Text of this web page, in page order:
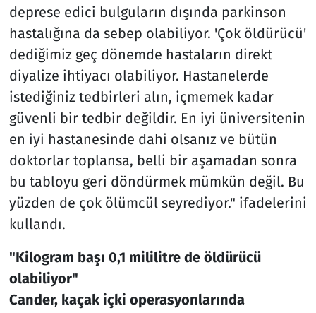
deprese edici bulguların dışında parkinson
hastalığına da sebep olabiliyor. 'Çok öldürücü'
dediğimiz geç dönemde hastaların direkt
diyalize ihtiyacı olabiliyor. Hastanelerde
istediğiniz tedbirleri alın, içmemek kadar
güvenli bir tedbir değildir. En iyi üniversitenin
en iyi hastanesinde dahi olsanız ve bütün
doktorlar toplansa, belli bir aşamadan sonra
bu tabloyu geri döndürmek mümkün değil. Bu
yüzden de çok ölümcül seyrediyor." ifadelerini
kullandı.
"Kilogram başı 0,1 mililitre de öldürücü
olabiliyor"
Cander, kaçak içki operasyonlarında